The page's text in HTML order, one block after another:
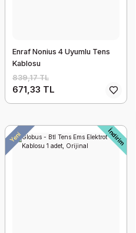
Enraf Nonius 4 Uyumlu Tens
Kablosu
839,17 TL
671,33 TL
Yeni
Hediyeli İndirim